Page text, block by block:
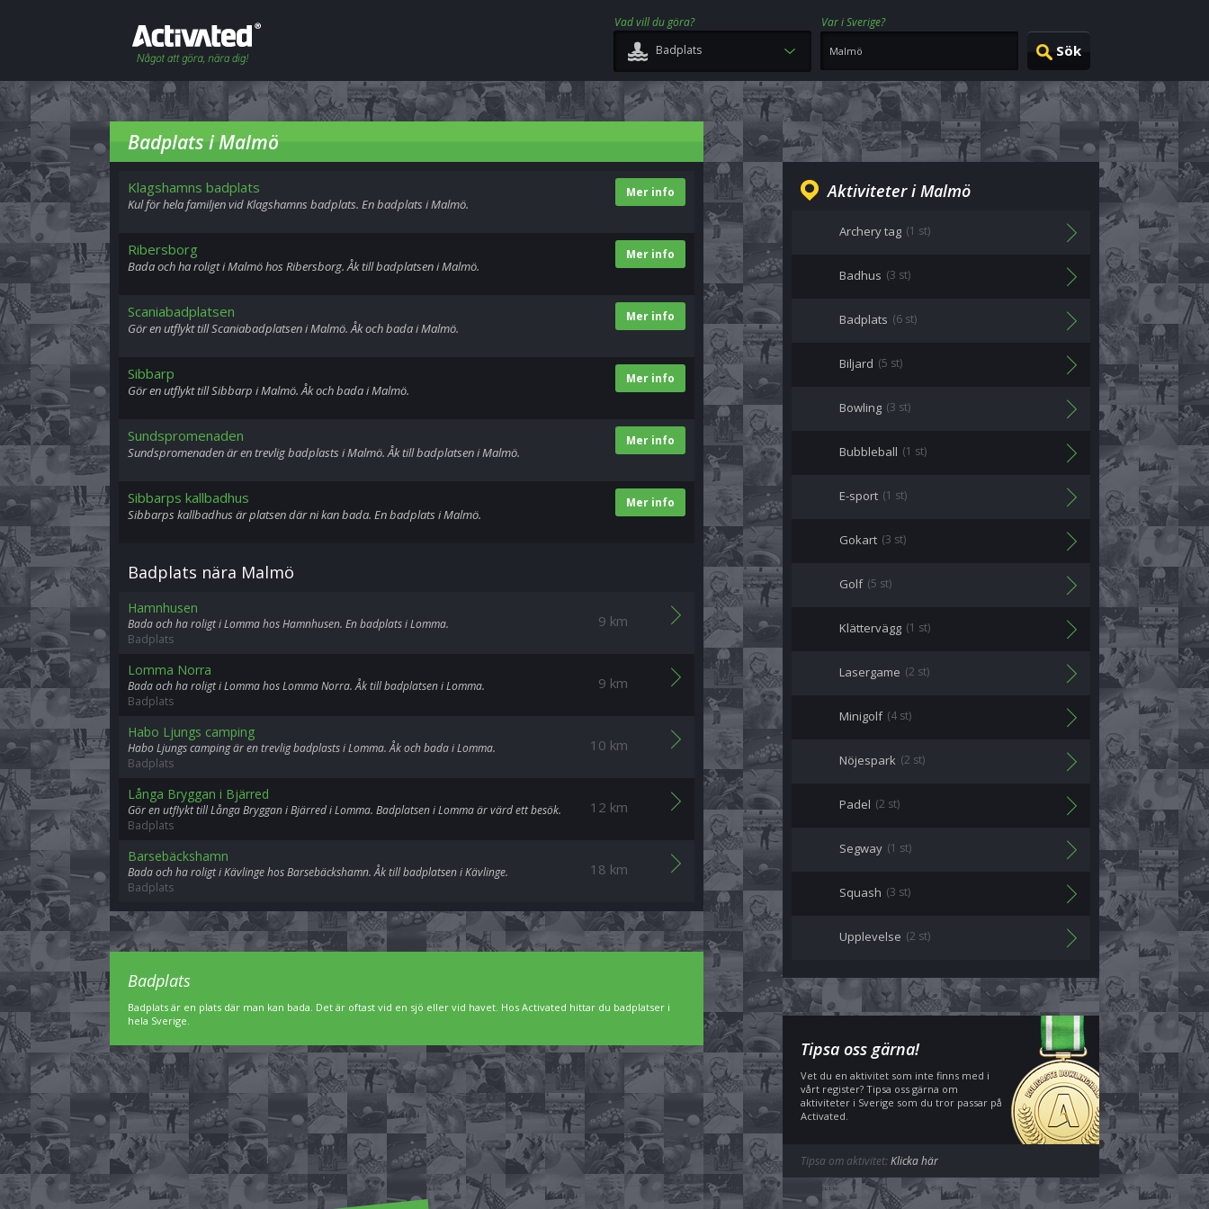
Vad vill du göra?
Var i Sverige?
Badplats
Badplats i Malmö
Klagshamns badplats Mer info
Kul för hela familjen vid Klagshamns badplats. En badplats i Malmö.
Ribersborg Mer info
Bada och ha roligt i Malmö hos Ribersborg. Åk till badplatsen i Malmö.
Scaniabadplatsen Mer info
Gör en utflykt till Scaniabadplatsen i Malmö. Åk och bada i Malmö.
Sibbarp Mer info
Gör en utflykt till Sibbarp i Malmö. Åk och bada i Malmö.
Sundspromenaden Mer info
Sundspromenaden är en trevlig badplasts i Malmö. Åk till badplatsen i Malmö.
Sibbarps kallbadhus Mer info
Sibbarps kallbadhus är platsen där ni kan bada. En badplats i Malmö.
Badplats nära Malmö
9 km
Hamnhusen
Bada och ha roligt i Lomma hos Hamnhusen. En badplats i Lomma.
Badplats
9 km
Lomma Norra
Bada och ha roligt i Lomma hos Lomma Norra. Åk till badplatsen i Lomma.
Badplats
10 km
Habo Ljungs camping
Habo Ljungs camping är en trevlig badplasts i Lomma. Åk och bada i Lomma.
Badplats
12 km
Långa Bryggan i Bjärred
Gör en utflykt till Långa Bryggan i Bjärred i Lomma. Badplatsen i Lomma är värd ett besök.
Badplats
18 km
Barsebäckshamn
Bada och ha roligt i Kävlinge hos Barsebäckshamn. Åk till badplatsen i Kävlinge.
Badplats
Aktiviteter i Malmö
Archery tag (1 st)
Badhus (3 st)
Badplats (6 st)
Biljard (5 st)
Bowling (3 st)
Bubbleball (1 st)
E-sport (1 st)
Gokart (3 st)
Golf (5 st)
Klättervägg (1 st)
Lasergame (2 st)
Minigolf (4 st)
Nöjespark (2 st)
Padel (2 st)
Segway (1 st)
Squash (3 st)
Upplevelse (2 st)
Tipsa oss gärna!
Vet du en aktivitet som inte finns med i
vårt register? Tipsa oss gärna om
aktiviteter i Sverige som du tror passar på
Activated.
Tipsa om aktivitet:Klicka här
Badplats
Badplats är en plats där man kan bada. Det är oftast vid en sjö eller vid havet. Hos Activated hittar du badplatser i
hela Sverige.